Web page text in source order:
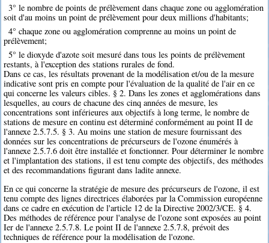
3° le nombre de points de prélèvement dans chaque zone ou agglomération
soit d'au moins un point de prélèvement pour deux millions d'habitants;
4° chaque zone ou agglomération comprenne au moins un point de
prélèvement;
5° le dioxyde d'azote soit mesuré dans tous les points de prélèvement
restants, à l'exception des stations rurales de fond.
Dans ce cas, les résultats provenant de la modélisation et/ou de la mesure
indicative sont pris en compte pour l'évaluation de la qualité de l'air en ce
qui concerne les valeurs cibles. § 2. Dans les zones et agglomérations dans
lesquelles, au cours de chacune des cinq années de mesure, les
concentrations sont inférieures aux objectifs à long terme, le nombre de
stations de mesure en continu est déterminé conformément au point II de
l'annexe 2.5.7.5. § 3. Au moins une station de mesure fournissant des
données sur les concentrations de précurseurs de l'ozone énumérés à
l'annexe 2.5.7.6 doit être installée et fonctionner. Pour déterminer le nombre
et l'implantation des stations, il est tenu compte des objectifs, des méthodes
et des recommandations figurant dans ladite annexe.
En ce qui concerne la stratégie de mesure des précurseurs de l'ozone, il est
tenu compte des lignes directrices élaborées par la Commission européenne
dans ce cadre en exécution de l'article 12 de la Directive 2002/3/CE. § 4.
Des méthodes de référence pour l'analyse de l'ozone sont exposées au point
Ier de l'annexe 2.5.7.8. Le point II de l'annexe 2.5.7.8, prévoit des
techniques de référence pour la modélisation de l'ozone.